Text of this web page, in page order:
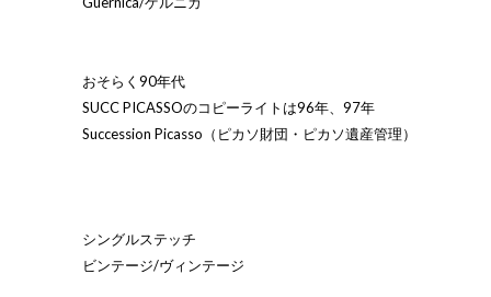
おそらく90年代
SUCC PICASSOのコピーライトは96年、97年
Succession Picasso（ピカソ財団・ピカソ遺産管理）
シングルステッチ
ビンテージ/ヴィンテージ